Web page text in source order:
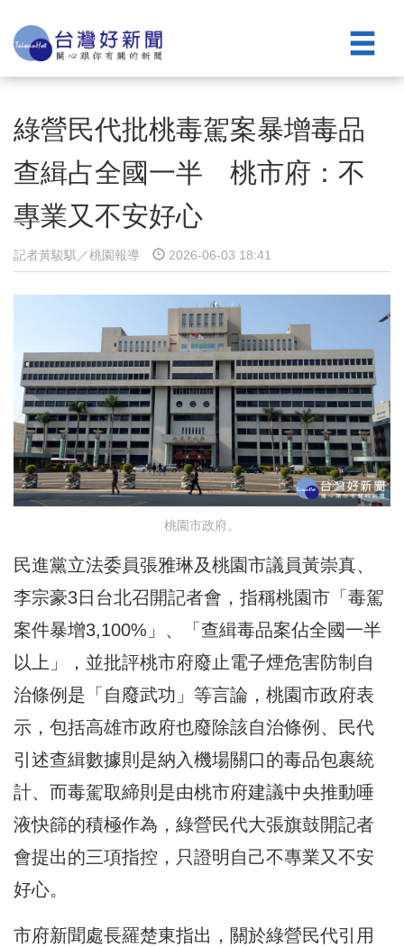
綠營民代批桃毒駕案暴增毒品
查緝占全國一半 桃市府：不
專業又不安好心
記者黃駿騏／桃園報導 2026-06-03 18:41
桃園市政府。
民進黨立法委員張雅琳及桃園市議員黃崇真、
李宗豪3日台北召開記者會，指稱桃園市「毒駕
案件暴增3,100%」、「查緝毒品案佔全國一半
以上」，並批評桃市府廢止電子煙危害防制自
治條例是「自廢武功」等言論，桃園市政府表
示，包括高雄市政府也廢除該自治條例、民代
引述查緝數據則是納入機場關口的毒品包裹統
計、而毒駕取締則是由桃市府建議中央推動唾
液快篩的積極作為，綠營民代大張旗鼓開記者
會提出的三項指控，只證明自己不專業又不安
好心。
市府新聞處長羅楚東指出，關於綠營民代引用